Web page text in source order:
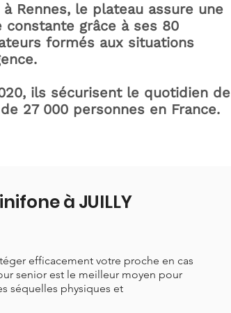
à Rennes, le plateau assure une
constante grâce à ses 80
formés aux situations
ils sécurisent le quotidien de
27 000 personnes en France.
à JUILLY
efficacement votre proche en cas
senior est le meilleur moyen pour
séquelles physiques et